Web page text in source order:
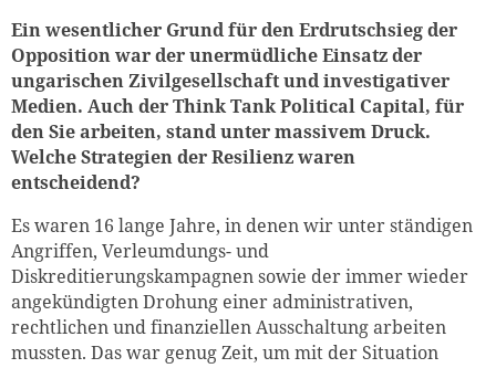
Ein wesentlicher Grund für den Erdrutschsieg der
Opposition war der unermüdliche Einsatz der
ungarischen Zivilgesellschaft und investigativer
Medien. Auch der Think Tank Political Capital, für
den Sie arbeiten, stand unter massivem Druck.
Welche Strategien der Resilienz waren
entscheidend?
Es waren 16 lange Jahre, in denen wir unter ständigen
Angriffen, Verleumdungs- und
Diskreditierungskampagnen sowie der immer wieder
angekündigten Drohung einer administrativen,
rechtlichen und finanziellen Ausschaltung arbeiten
mussten. Das war genug Zeit, um mit der Situation